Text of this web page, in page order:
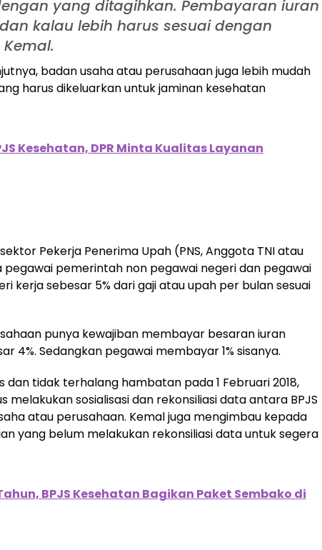
yang ditagihkan. Pembayaran iuran
kalau lebih harus sesuai dengan
badan usaha atau perusahaan juga lebih mudah
harus dikeluarkan untuk jaminan kesehatan
Kesehatan, DPR Minta Kualitas Layanan
Pekerja Penerima Upah (PNS, Anggota TNI atau
pegawai pemerintah non pegawai negeri dan pegawai
kerja sebesar 5% dari gaji atau upah per bulan sesuai
punya kewajiban membayar besaran iuran
4%. Sedangkan pegawai membayar 1% sisanya.
dan tidak terhalang hambatan pada 1 Februari 2018,
melakukan sosialisasi dan rekonsiliasi data antara BPJS
atau perusahaan. Kemal juga mengimbau kepada
yang belum melakukan rekonsiliasi data untuk segera
BPJS Kesehatan Bagikan Paket Sembako di